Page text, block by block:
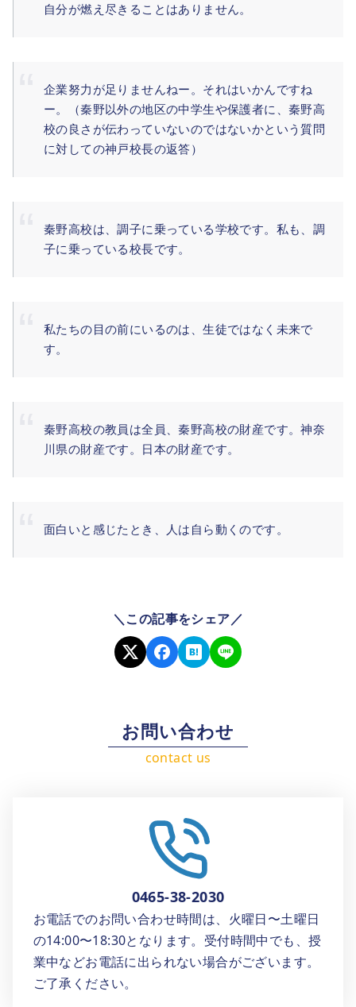
自分が燃え尽きることはありません。
企業努力が足りませんねー。それはいかんですね
ー。（秦野以外の地区の中学生や保護者に、秦野高
校の良さが伝わっていないのではないかという質問
に対しての神戸校長の返答）
秦野高校は、調子に乗っている学校です。私も、調
子に乗っている校長です。
私たちの目の前にいるのは、生徒ではなく未来で
す。
秦野高校の教員は全員、秦野高校の財産です。神奈
川県の財産です。日本の財産です。
面白いと感じたとき、人は自ら動くのです。
＼この記事をシェア／
お問い合わせ
0465-38-2030
お電話でのお問い合わせ時間は、火曜日〜土曜日
の14:00〜18:30となります。受付時間中でも、授
業中などお電話に出られない場合がございます。
ご了承ください。